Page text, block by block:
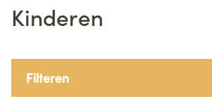
Kinderen
Filteren